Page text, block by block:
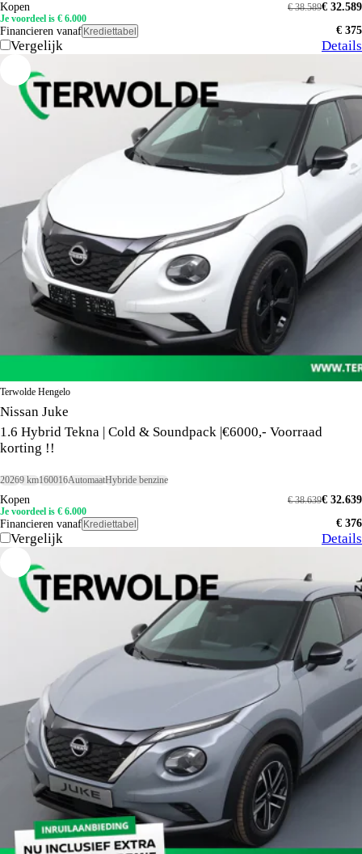
Kopen € 32.589
€ 38.589
Je voordeel is € 6.000
Financieren vanaf Krediettabel € 375
Vergelijk Details
Terwolde Hengelo
Nissan Juke
1.6 Hybrid Tekna | Cold & Soundpack |€6000,- Voorraad
korting !!
20269 km160016AutomaatHybride benzine
Kopen € 32.639
€ 38.639
Je voordeel is € 6.000
Financieren vanaf Krediettabel € 376
Vergelijk Details